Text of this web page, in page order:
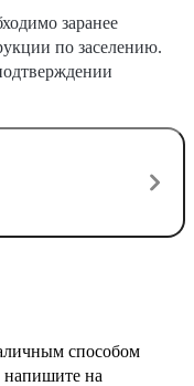
заранее
по заселению.
способом
напишите на